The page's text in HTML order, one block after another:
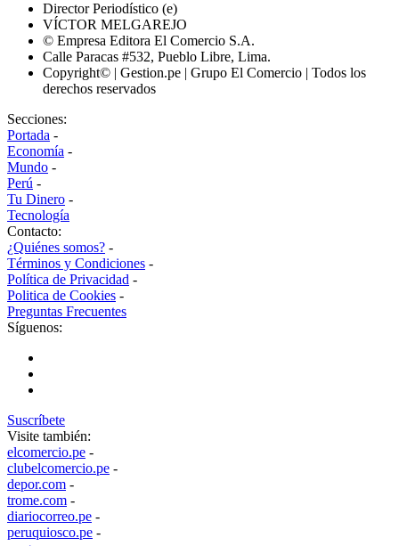
Director Periodístico (e)
VÍCTOR MELGAREJO
© Empresa Editora El Comercio S.A.
Calle Paracas #532, Pueblo Libre, Lima.
Copyright© | Gestion.pe | Grupo El Comercio | Todos los
derechos reservados
Secciones:
Portada -
Economía -
Mundo -
Perú -
Tu Dinero -
Tecnología
Contacto:
¿Quiénes somos? -
Términos y Condiciones -
Política de Privacidad -
Politica de Cookies -
Preguntas Frecuentes
Síguenos:
Suscríbete
Visite también:
elcomercio.pe -
clubelcomercio.pe -
depor.com -
trome.com -
diariocorreo.pe -
peruquiosco.pe -